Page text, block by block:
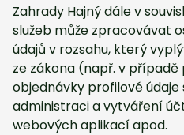
Zahrady Hajný dále v
služeb může zpracovávat
údajů v rozsahu, který
ze zákona (např. v
objednávky profilové údaje
administraci a vytváření
webových aplikací apod.